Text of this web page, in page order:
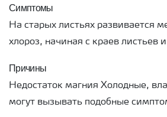
Симптомы
На старых листьях развивается
хлороз, начиная с краев листьев
Причины
Недостаток магния Холодные,
могут вызывать подобные